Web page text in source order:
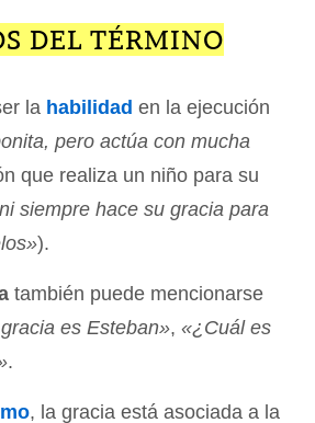
DEL TÉRMINO
la habilidad en la ejecución
pero actúa con mucha
que realiza un niño para su
siempre hace su gracia para
).
también puede mencionarse
es Esteban», «¿Cuál es
.
, la gracia está asociada a la